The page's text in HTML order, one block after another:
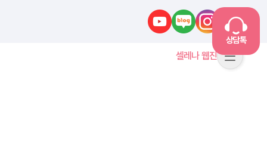
유튜브네이버블로그인스타그램카카오톡
셀레나 웹진 메뉴
상담톡